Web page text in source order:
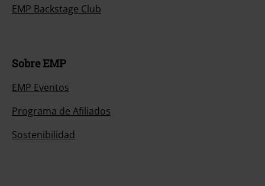
EMP Backstage Club
Sobre EMP
EMP Eventos
Programa de Afiliados
Sostenibilidad